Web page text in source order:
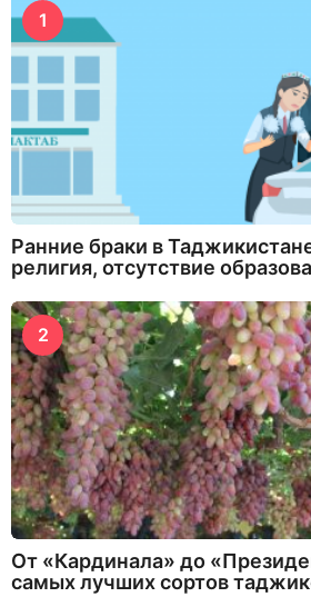
1
Ранние браки в
религия, отсутствие
2
От «Кардинала» до
самых лучших сортов